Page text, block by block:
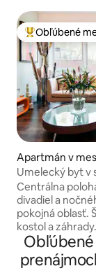
Obľúbené
Apartmán v
Umelecký byt v
Londýna
Centrálna
divadiel a
pokojná oblasť.
kostol a
verejnej
a vchod. Dame j Urobte priestor svojím
vlastným, hoci